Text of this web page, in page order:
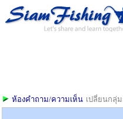
เปลี่ยนกลุ่
ห้องคำถาม/ความเห็น